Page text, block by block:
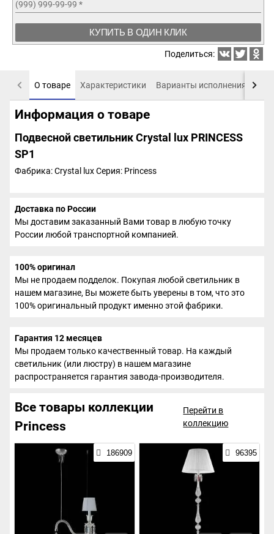
(999) 999-99-99 *
КУПИТЬ В ОДИН КЛИК
Поделиться:
О товаре Характеристики Варианты исполнения
Информация о товаре
Подвесной светильник Crystal lux PRINCESS
SP1
Фабрика: Crystal luxСерия: Princess
Доставка по России
Мы доставим заказанный Вами товар в любую точку
России любой транспортной компанией.
100% оригинал
Мы не продаем подделок. Покупая любой светильник в
нашем магазине, Вы можете быть уверены в том, что это
100% оригинальный продукт именно этой фабрики.
Гарантия 12 месяцев
Мы продаем только качественный товар. На каждый
светильник (или люстру) в нашем магазине
распространяется гарантия завода-производителя.
Все товары коллекции
Princess
Перейти в
коллекцию
186909 96395